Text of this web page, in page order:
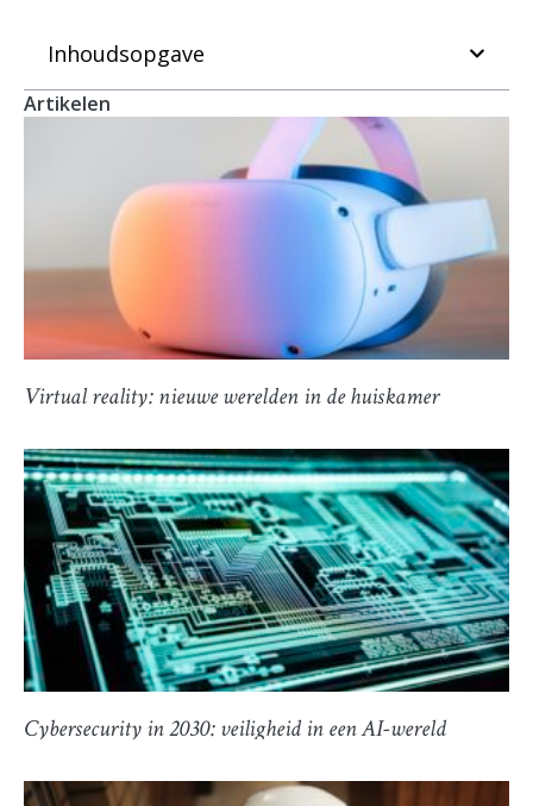
Inhoudsopgave
Artikelen
Virtual reality: nieuwe werelden in de huiskamer
Cybersecurity in 2030: veiligheid in een AI-wereld